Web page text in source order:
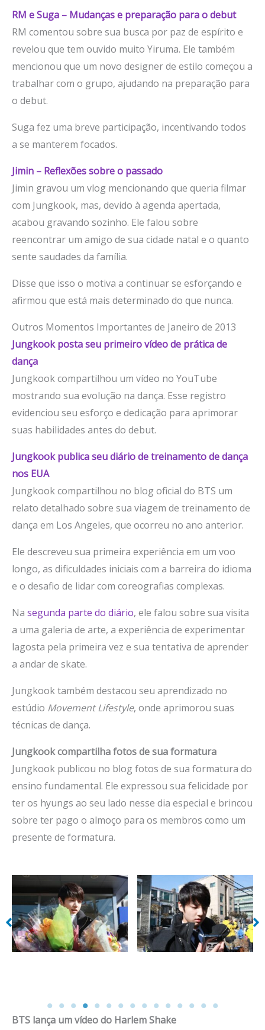
RM e Suga – Mudanças e preparação para o debut
RM comentou sobre sua busca por paz de espírito e
revelou que tem ouvido muito Yiruma. Ele também
mencionou que um novo designer de estilo começou a
trabalhar com o grupo, ajudando na preparação para
o debut.
Suga fez uma breve participação, incentivando todos
a se manterem focados.
Jimin – Reflexões sobre o passado
Jimin gravou um vlog mencionando que queria filmar
com Jungkook, mas, devido à agenda apertada,
acabou gravando sozinho. Ele falou sobre
reencontrar um amigo de sua cidade natal e o quanto
sente saudades da família.
Disse que isso o motiva a continuar se esforçando e
afirmou que está mais determinado do que nunca.
Outros Momentos Importantes de Janeiro de 2013
Jungkook posta seu primeiro vídeo de prática de
dança
Jungkook compartilhou um vídeo no YouTube
mostrando sua evolução na dança. Esse registro
evidenciou seu esforço e dedicação para aprimorar
suas habilidades antes do debut.
Jungkook publica seu diário de treinamento de dança
nos EUA
Jungkook compartilhou no blog oficial do BTS um
relato detalhado sobre sua viagem de treinamento de
dança em Los Angeles, que ocorreu no ano anterior.
Ele descreveu sua primeira experiência em um voo
longo, as dificuldades iniciais com a barreira do idioma
e o desafio de lidar com coreografias complexas.
Na segunda parte do diário, ele falou sobre sua visita
a uma galeria de arte, a experiência de experimentar
lagosta pela primeira vez e sua tentativa de aprender
a andar de skate.
Jungkook também destacou seu aprendizado no
estúdio Movement Lifestyle, onde aprimorou suas
técnicas de dança.
Jungkook compartilha fotos de sua formatura
Jungkook publicou no blog fotos de sua formatura do
ensino fundamental. Ele expressou sua felicidade por
ter os hyungs ao seu lado nesse dia especial e brincou
sobre ter pago o almoço para os membros como um
presente de formatura.
legenda Sem legenda Sem
BTS lança um vídeo do Harlem Shake